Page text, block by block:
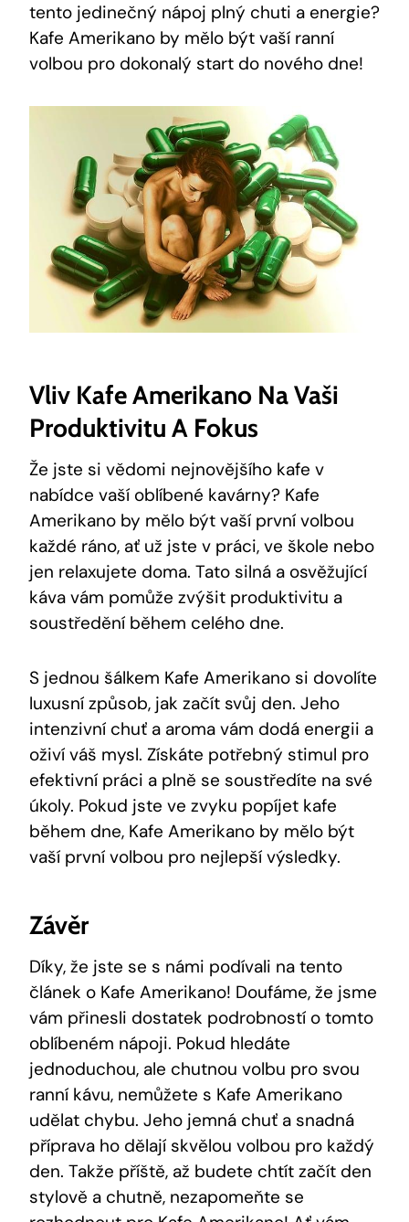
tento jedinečný nápoj plný chuti ⁤a energie?‌
Kafe ‍Amerikano by mělo být vaší ranní
volbou pro dokonalý start​ do nového dne!
Vliv Kafe‍ Amerikano Na Vaši
Produktivitu A Fokus
Že jste⁣ si vědomi‍ nejnovějšího kafe v
nabídce vaší oblíbené ⁤kavárny? Kafe‍
Amerikano by mělo být vaší první volbou⁣
každé ráno, ať už​ jste v práci, ve ⁤škole ‍nebo ​
jen relaxujete doma.‍ Tato silná ‌a osvěžující
káva vám pomůže⁢ zvýšit produktivitu a
soustředění během celého dne.
S jednou šálkem Kafe Amerikano si‍ dovolíte
luxusní způsob,‍ jak začít ‍svůj den. ​Jeho
⁣intenzivní chuť​ a aroma⁣ vám dodá energii a‌
oživí váš mysl. Získáte potřebný ⁤stimul‌ pro
efektivní práci a plně se soustředíte na‌ své
úkoly. Pokud‍ jste ⁣ve zvyku popíjet kafe
⁢během dne, Kafe Amerikano by mělo‍ být
vaší první volbou pro⁢ nejlepší výsledky.
Závěr
Díky, že⁤ jste‍ se s ⁤námi ‌podívali na tento
článek o Kafe Amerikano! Doufáme, že⁤ jsme
vám přinesli dostatek podrobností o tomto
oblíbeném nápoji.⁢ Pokud hledáte
jednoduchou, ale chutnou volbu​ pro svou‍
ranní kávu, nemůžete s Kafe Amerikano⁢
udělat chybu. Jeho jemná ⁤chuť ⁢a ‌snadná
příprava ho dělají skvělou volbou ⁣pro každý
den.⁤ Takže ⁣příště, až budete ⁣chtít⁤ začít den
stylově a ⁤chutně, nezapomeňte⁣ se